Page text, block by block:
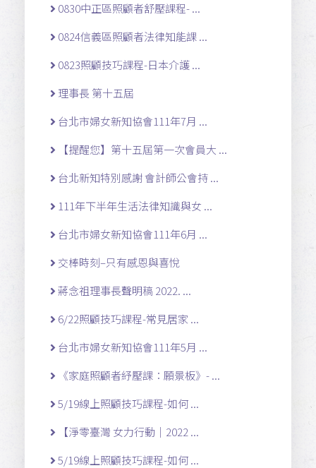
0830中正區照顧者舒壓課程- ...
0824信義區照顧者法律知能課 ...
0823照顧技巧課程-日本介護 ...
理事長 第十五屆
台北市婦女新知協會111年7月 ...
【提醒您】第十五屆第一次會員大 ...
台北新知特別感謝 會計師公會持 ...
111年下半年生活法律知識與女 ...
台北市婦女新知協會111年6月 ...
交棒時刻–只有感恩與喜悅
蔣念祖理事長聲明稿 2022. ...
6/22照顧技巧課程-常見居家 ...
台北市婦女新知協會111年5月 ...
《家庭照顧者紓壓課：願景板》- ...
5/19線上照顧技巧課程-如何 ...
【淨零臺灣 女力行動｜2022 ...
5/19線上照顧技巧課程-如何 ...